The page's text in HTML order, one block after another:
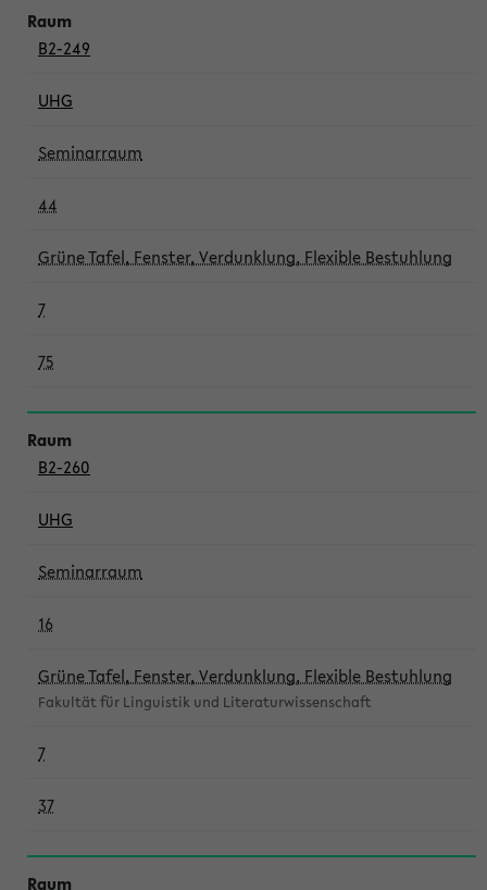
B2-249
UHG
Seminarraum
44
Grüne Tafel, Fenster, Verdunklung, Flexible Bestuhlung
7
75
B2-260
UHG
Seminarraum
16
Grüne Tafel, Fenster, Verdunklung, Flexible Bestuhlung
Fakultät für Linguistik und Literaturwissenschaft
7
37